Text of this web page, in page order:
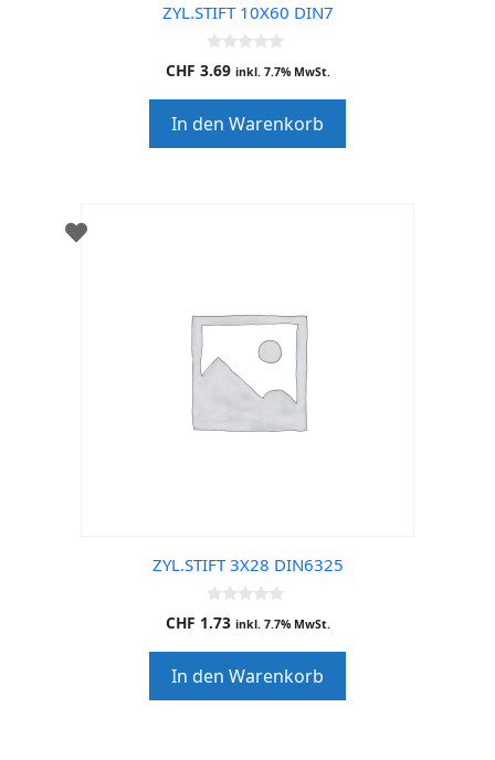
ZYL.STIFT 10X60 DIN7
0
o
o
f
5
CHF 3.69 inkl. 7.7% MwSt.
In den Warenkorb
ZYL.STIFT 3X28 DIN6325
0
o
o
f
5
CHF 1.73 inkl. 7.7% MwSt.
In den Warenkorb